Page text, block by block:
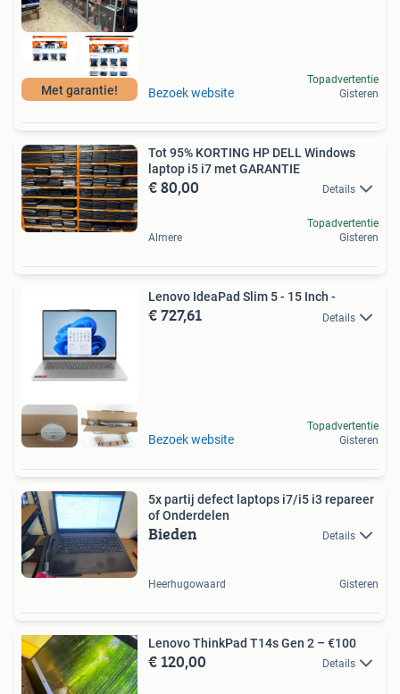
Met garantie! Bezoek website
Topadvertentie
Gisteren
Tot 95% KORTING HP DELL Windows
laptop i5 i7 met GARANTIE
€ 80,00 Details
Almere
Topadvertentie
Gisteren
Lenovo IdeaPad Slim 5 - 15 Inch -
€ 727,61 Details
Bezoek website
Topadvertentie
Gisteren
5x partij defect laptops i7/i5 i3 repareer
of Onderdelen
Bieden Details
Heerhugowaard Gisteren
Lenovo ThinkPad T14s Gen 2 – €100
€ 120,00 Details